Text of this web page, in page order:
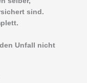
sind.
Unfall nicht